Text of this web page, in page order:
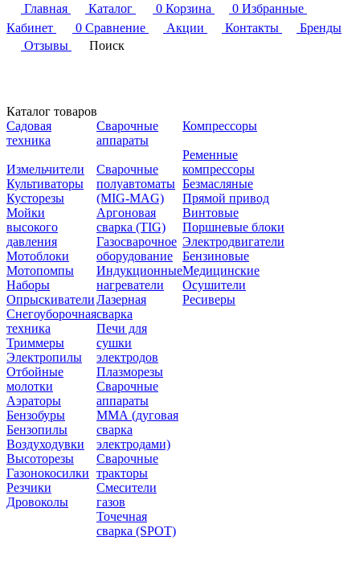
Главная
Каталог 0 Корзина 0 Избранные
Кабинет
0 Сравнение Акции Контакты
Бренды
Отзывы
Поиск
Каталог товаров
Садовая
техника
Измельчители
Культиваторы
Кусторезы
Мойки
высокого
давления
Мотоблоки
Мотопомпы
Наборы
Опрыскиватели
Снегоуборочная
техника
Триммеры
Электропилы
Отбойные
молотки
Аэраторы
Бензобуры
Бензопилы
Воздуходувки
Высоторезы
Газонокосилки
Резчики
Дровоколы
Сварочные
аппараты
Сварочные
полуавтоматы
(MIG-MAG)
Аргоновая
сварка (TIG)
Газосварочное
оборудование
Индукционные
нагреватели
Лазерная
сварка
Печи для
сушки
электродов
Плазморезы
Сварочные
аппараты
ММА (дуговая
сварка
электродами)
Сварочные
тракторы
Смесители
газов
Точечная
сварка (SPOT)
Компрессоры
Ременные
компрессоры
Безмасляные
Прямой привод
Винтовые
Поршневые блоки
Электродвигатели
Бензиновые
Медицинские
Осушители
Ресиверы